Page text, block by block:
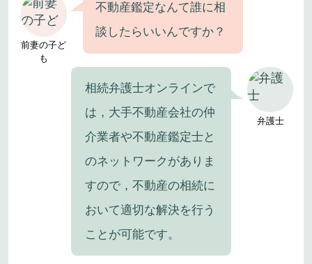
前妻の子ど
も
不動産鑑定なんて誰に相
談したらいいんですか？
弁護士
相続弁護士オンラインで
は，大手不動産会社の仲
介業者や不動産鑑定士と
のネットワークがありま
すので，不動産の相続に
おいて適切な解決を行う
ことが可能です。